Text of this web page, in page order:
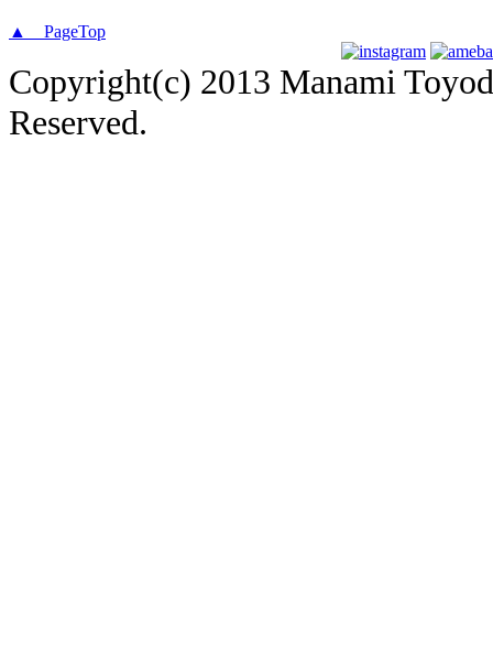
▲ PageTop
Copyright(c) 2013 Manami
Reserved.